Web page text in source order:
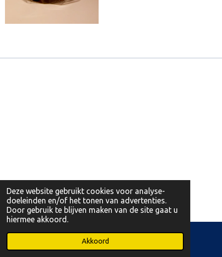
Deze website gebruikt cookies voor analyse-
doeleinden en/of het tonen van advertenties.
Door gebruik te blijven maken van de site gaat u
hiermee akkoord.
Akkoord
© 2026 Leonidas Martens Opglabbeek en Bree